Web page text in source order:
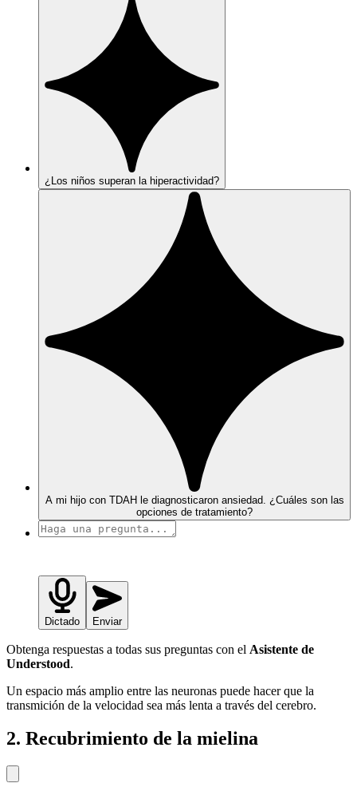
¿Los niños superan la hiperactividad?
A mi hijo con TDAH le diagnosticaron ansiedad. ¿Cuáles son las
opciones de tratamiento?
Dictado Enviar
Obtenga respuestas a todas sus preguntas con el Asistente de
Understood.
Un espacio más amplio entre las neuronas puede hacer que la
transmición de la velocidad sea más lenta a través del cerebro.
2. Recubrimiento de la mielina